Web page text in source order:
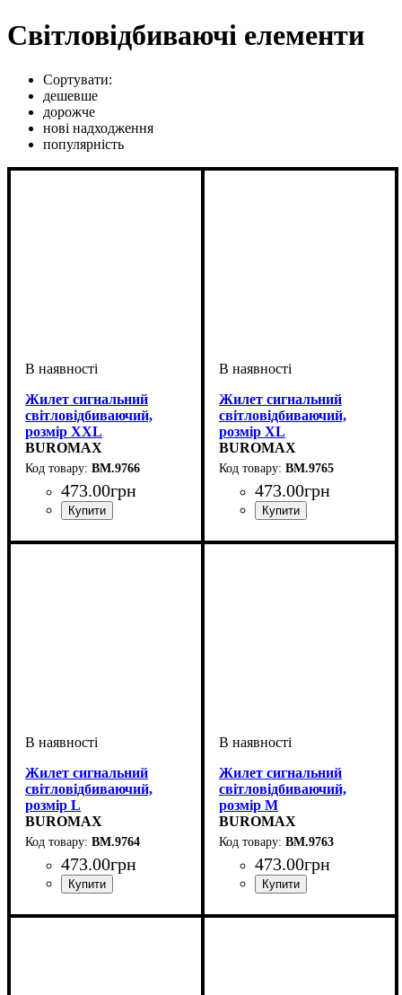
Світловідбиваючі елементи
Сортувати:
дешевше
дорожче
нові надходження
популярність
Жилет сигнальний
світловідбиваючий,
розмір XXL
BUROMAX
BM.9766
473.00грн
Жилет сигнальний
світловідбиваючий,
розмір XL
BUROMAX
BM.9765
473.00грн
Жилет сигнальний
світловідбиваючий,
розмір L
BUROMAX
BM.9764
473.00грн
Жилет сигнальний
світловідбиваючий,
розмір М
BUROMAX
BM.9763
473.00грн